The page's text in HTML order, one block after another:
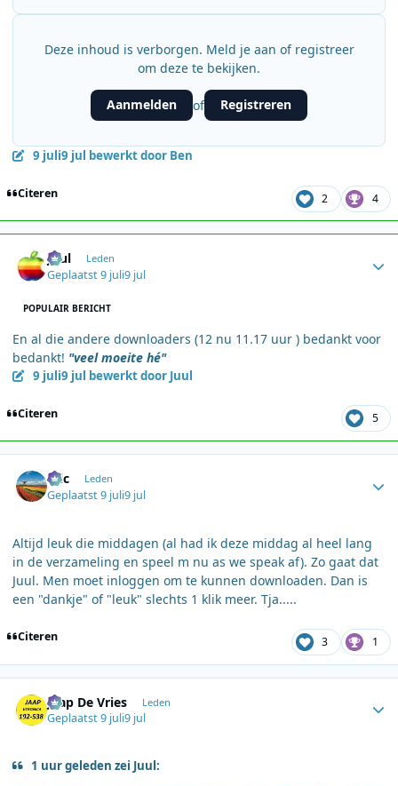
Deze inhoud is verborgen. Meld je aan of registreer
om deze te bekijken.
Aanmelden of Registreren
9 juli9 jul bewerkt door Ben
Citeren 2 4
Juul Leden
Geplaatst9 juli9 jul
POPULAIR BERICHT
En al die andere downloaders (12 nu 11.17 uur ) bedankt voor
bedankt! "veel moeite hé"
9 juli9 jul bewerkt door Juul
Citeren 5
Eric Leden
Geplaatst9 juli9 jul
Altijd leuk die middagen (al had ik deze middag al heel lang
in de verzameling en speel m nu as we speak af). Zo gaat dat
Juul. Men moet inloggen om te kunnen downloaden. Dan is
een "dankje" of "leuk" slechts 1 klik meer. Tja.....
Citeren 3 1
Jaap De Vries Leden
Geplaatst9 juli9 jul
1 uur geleden zei Juul: